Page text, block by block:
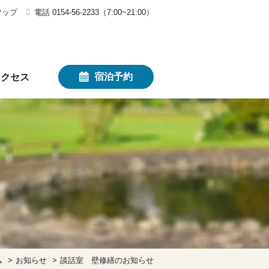
セス 宿泊予約
ップ 電話 0154-56-2233（7:00~21:00）
お知らせ 談話室 壁修繕のお知らせ